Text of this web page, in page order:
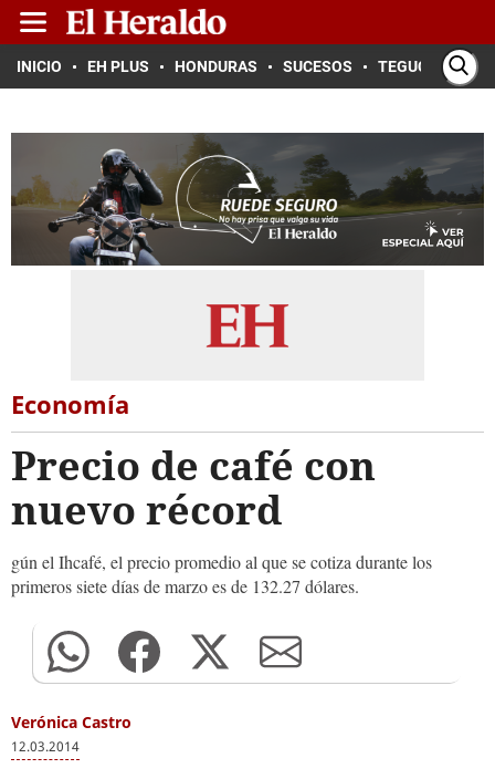
INICIO EH PLUS HONDURAS SUCESOS TEGUCIGALPA
Economía
Precio de café con
nuevo récord
gún el Ihcafé, el precio promedio al que se cotiza durante los
primeros siete días de marzo es de 132.27 dólares.
Verónica Castro
12.03.2014